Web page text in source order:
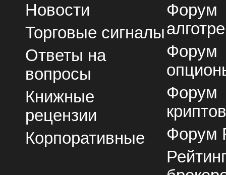
Новости
Торговые сигналы
Ответы на
вопросы
Книжные
рецензии
Корпоративные
Форум
Форум
Форум
Форум